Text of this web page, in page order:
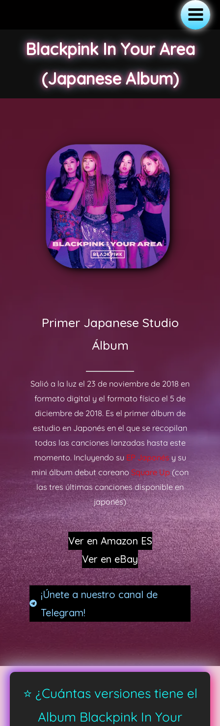
contenido
Main
Menu
Blackpink In Your Area
(Japanese Album)
Primer Japanese Studio
Álbum
Salió a la luz el 23 de noviembre de 2018 en
formato digital y el formato físico el 5 de
diciembre de 2018. Es el primer álbum de
estudio en Japonés en el que se recopilan
todas las canciones lanzadas hasta este
momento. Incluyendo su EP Japonés y su
mini álbum debut coreano Square Up (con
las tres últimas canciones disponible en
japonés)
Ver en Amazon ES
Ver en eBay
¡Únete a nuestro canal de
Telegram!
⭐ ¿Cuántas versiones tiene el
Album Blackpink In Your